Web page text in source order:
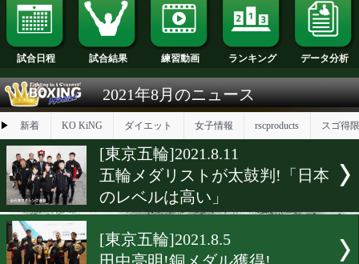
試合日程 試合結果 練習動画 ランキング
2021年8月のニュース
▶ 新着 KO KiNG ダイエット
[東京五輪]2021.8.11
五輪メダリストが太鼓判!